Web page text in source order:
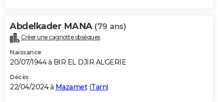
Abdelkader MANA (79 ans)
Créer une cagnotte obsèques
Naissance
20/07/1944 à BIR EL DJIR ALGERIE
Décès
22/04/2024 à Mazamet(Tarn)